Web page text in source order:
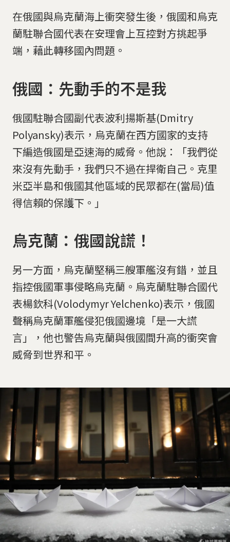
在俄國與烏克蘭海上衝突發生後，俄國和烏克
蘭駐聯合國代表在安理會上互控對方挑起爭
端，藉此轉移國內問題。
俄國：先動手的不是我
俄國駐聯合國副代表波利揚斯基(Dmitry
Polyansky)表示，烏克蘭在西方國家的支持
下編造俄國是亞速海的威脅。他說：「我們從
來沒有先動手，我們只不過在捍衛自己。克里
米亞半島和俄國其他區域的民眾都在(當局)值
得信賴的保護下。」
烏克蘭：俄國說謊！
另一方面，烏克蘭堅稱三艘軍艦沒有錯，並且
指控俄國軍事侵略烏克蘭。烏克蘭駐聯合國代
表楊欽科(Volodymyr Yelchenko)表示，俄國
聲稱烏克蘭軍艦侵犯俄國邊境「是一大謊
言」，他也警告烏克蘭與俄國間升高的衝突會
威脅到世界和平。